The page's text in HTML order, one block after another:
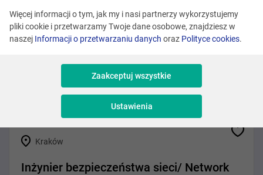
Różne lokalizacje
Kraków
Inżynier bezpieczeństwa sieci/ Network
Więcej informacji o tym, jak my i nasi partnerzy wykorzystujemy
pliki cookie i przetwarzamy Twoje dane osobowe, znajdziesz w
naszej Informacji o przetwarzaniu danych oraz Polityce cookies.
Zaakceptuj wszystkie
Ustawienia